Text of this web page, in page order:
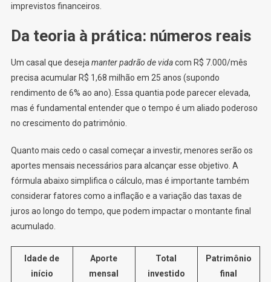
imprevistos financeiros.
Da teoria à prática: números reais
Um casal que deseja manter padrão de vidacom R$ 7.000/mês
precisa acumular R$ 1,68 milhão em 25 anos (supondo
rendimento de 6% ao ano). Essa quantia pode parecer elevada,
mas é fundamental entender que o tempo é um aliado poderoso
no crescimento do patrimônio.
Quanto mais cedo o casal começar a investir, menores serão os
aportes mensais necessários para alcançar esse objetivo. A
fórmula abaixo simplifica o cálculo, mas é importante também
considerar fatores como a inflação e a variação das taxas de
juros ao longo do tempo, que podem impactar o montante final
acumulado.
Idade de
início
Aporte
mensal
Total
investido
Patrimônio
final